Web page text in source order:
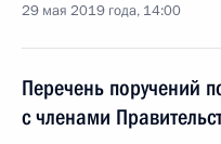
29 мая 2019 года, 14:00
Перечень поручений
с членами